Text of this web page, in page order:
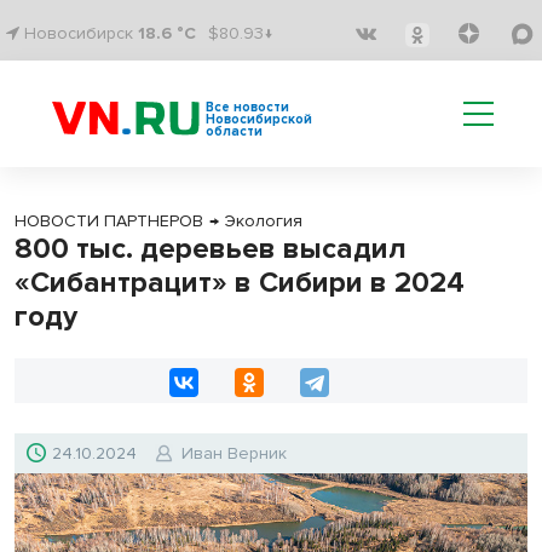
Новосибирск 18.6 °C $80.93↓
Все новости
Новосибирской
области
НОВОСТИ ПАРТНЕРОВ → Экология
800 тыс. деревьев высадил
«Сибантрацит» в Сибири в 2024
году
24.10.2024 Иван Верник